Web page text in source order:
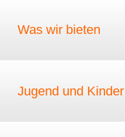
Was wir bieten
Jugend und Kinder